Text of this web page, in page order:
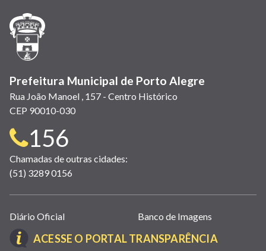
janela)
Prefeitura Municipal de Porto Alegre
Rua João Manoel , 157 - Centro Histórico
CEP 90010-030
Telefone
para
contato:
156
Chamadas de outras cidades:
(51) 3289 0156
Links
úteis
(abrem
Diário Oficial Banco de Imagens
ACESSE O PORTAL TRANSPARÊNCIA(LINK